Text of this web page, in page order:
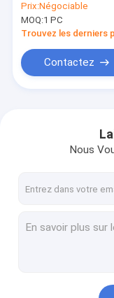
Visite d'usine
Intertan de clou
clouent II 9.4mm
11mm 12mm
Prix:Négociable
MOQ:1 PC
Trouvez les derniers
Contactez
Nous